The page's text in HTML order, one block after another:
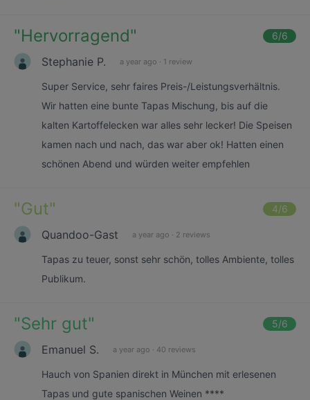
"Hervorragend" 6/6
Stephanie P. a year ago · 1 review
Super Service, sehr faires Preis-/Leistungsverhältnis.
Wir hatten eine bunte Tapas Mischung, bis auf die
kalten Kartoffelecken war alles sehr lecker! Die Speisen
kamen nach und nach, das war aber ok! Hatten einen
schönen Abend und würden weiter empfehlen
"Gut" 4/6
Quandoo-Gast a year ago · 2 reviews
Tapas zu teuer, sonst sehr schön, tolles Ambiente, tolles
Publikum.
"Sehr gut" 5/6
Emanuel S. a year ago · 40 reviews
Hauch von Spanien direkt in München mit erlesenen
Tapas und gute spanischen Weinen ****